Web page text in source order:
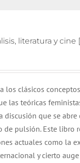
literatura y cine
los clásicos
las teóricas
que se abre
pulsión. Este libro
actuales como la
y cierto